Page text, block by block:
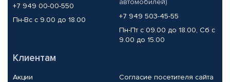
+7 949 00-00-550
Пн-Вс с 9.00 до 18.00
+7 949 503-45-55
Пн-Пт с 09.00 до 18.00, Сб с
9.00 до 15.00
Клиентам
Акции
Согласие посетителя сайта